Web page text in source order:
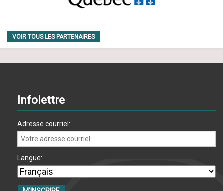
VOIR TOUS LES PARTENAIRES
Infolettre
Adresse courriel:
Langue: